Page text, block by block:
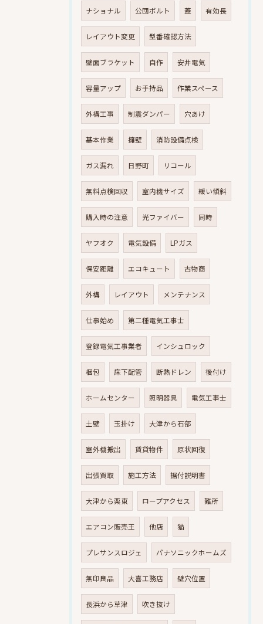
ナショナル 公団ボルト 蓋 有効長
レイアウト変更 型番確認方法
壁面ブラケット 自作 安井電気
容量アップ お手持品 作業スペース
外構工事 制震ダンパー 穴あけ
基本作業 擁壁 消防設備点検
ガス漏れ 日野町 リコール
無料点検回収 室内機サイズ 緩い傾斜
購入時の注意 光ファイバー 同時
ヤフオク 電気設備 LPガス
保安距離 エコキュート 古物商
外構 レイアウト メンテナンス
仕事始め 第二種電気工事士
登録電気工事業者 インシュロック
梱包 床下配管 断熱ドレン 後付け
ホームセンター 照明器具 電気工事士
土壁 玉掛け 大津から石部
室外機搬出 賃貸物件 原状回復
出張買取 施工方法 据付説明書
大津から栗東 ロープアクセス 難所
エアコン販売王 他店 猫
プレサンスロジェ パナソニックホームズ
無印良品 大喜工務店 壁穴位置
長浜から草津 吹き抜け